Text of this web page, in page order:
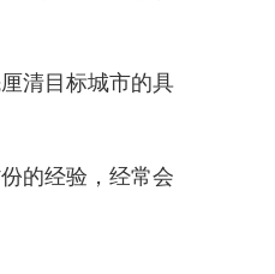
清目标城市的具
的经验，经常会